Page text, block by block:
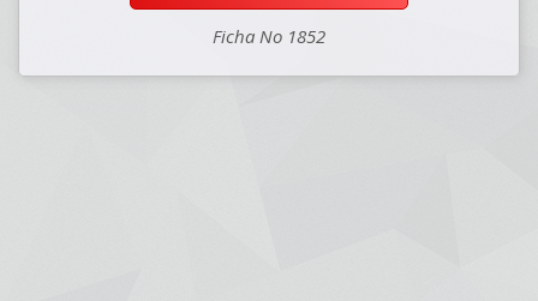
Ficha No 1852